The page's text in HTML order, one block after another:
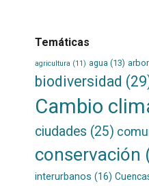
Temáticas
agricultura (11) agua (13)
biodiversidad
Cambio
ciudades (25)
conservación
interurbanos (16)